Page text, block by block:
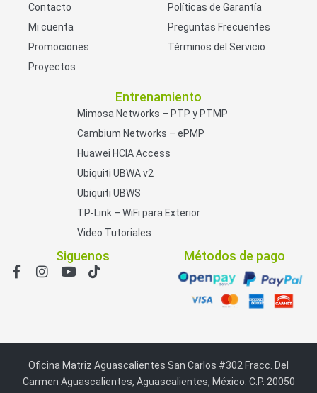
Contacto
Mi cuenta
Promociones
Proyectos
Políticas de Garantía
Preguntas Frecuentes
Términos del Servicio
Entrenamiento
Mimosa Networks – PTP y PTMP
Cambium Networks – ePMP
Huawei HCIA Access
Ubiquiti UBWA v2
Ubiquiti UBWS
TP-Link – WiFi para Exterior
Video Tutoriales
Siguenos Métodos de pago
Oficina Matriz Aguascalientes San Carlos #302 Fracc. Del
Carmen Aguascalientes, Aguascalientes, México. C.P. 20050